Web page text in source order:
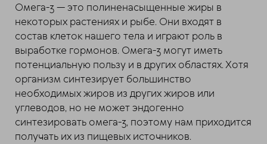
Омега-3 — это полиненасыщенные жиры в
некоторых растениях и рыбе. Они входят в
состав клеток нашего тела и играют роль в
выработке гормонов. Омега-3 могут иметь
потенциальную пользу и в других областях. Хотя
организм синтезирует большинство
необходимых жиров из других жиров или
углеводов, но не может эндогенно
синтезировать омега-3, поэтому нам приходится
получать их из пищевых источников.